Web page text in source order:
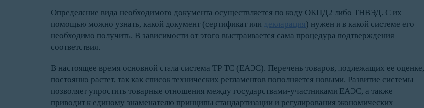
Определение вида необходимого документа осуществляется по коду ОКПД2 либо ТНВЭД. С их
помощью можно узнать, какой документ (сертификат или декларация) нужен и в какой системе его
необходимо получить. В зависимости от этого выстраивается сама процедура подтверждения
соответствия.
В настоящее время основной стала система ТР ТС (ЕАЭС). Перечень товаров, подлежащих ее оценке,
постоянно растет, так как список технических регламентов пополняется новыми. Развитие системы
позволяет упростить товарные отношения между государствами-участниками ЕАЭС, а также
приводит к единому знаменателю принципы стандартизации и регулирования экономических